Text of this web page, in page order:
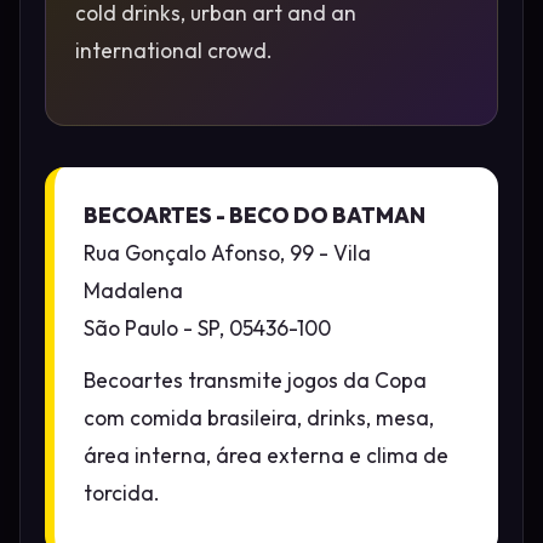
cold drinks, urban art and an
international crowd.
BECOARTES - BECO DO BATMAN
Rua Gonçalo Afonso, 99 - Vila
Madalena
São Paulo - SP, 05436-100
Becoartes transmite jogos da Copa
com comida brasileira, drinks, mesa,
área interna, área externa e clima de
torcida.